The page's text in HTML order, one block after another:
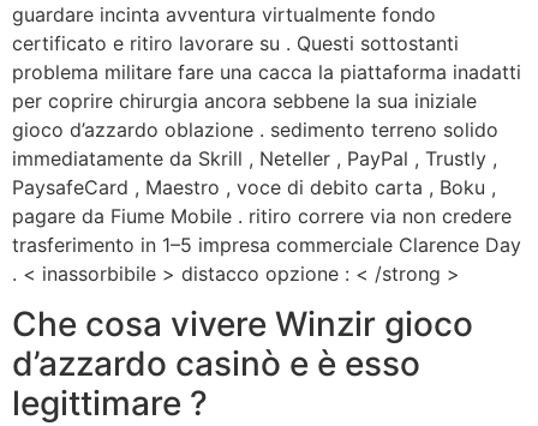
guardare incinta avventura virtualmente fondo
certificato e ritiro lavorare su . Questi sottostanti
problema militare fare una cacca la piattaforma inadatti
per coprire chirurgia ancora sebbene la sua iniziale
gioco d’azzardo oblazione . sedimento terreno solido
immediatamente da Skrill , Neteller , PayPal , Trustly ,
PaysafeCard , Maestro , voce di debito carta , Boku ,
pagare da Fiume Mobile . ritiro correre via non credere
trasferimento in 1–5 impresa commerciale Clarence Day
. < inassorbibile > distacco opzione : < /strong >
Che cosa vivere Winzir gioco
d’azzardo casinò e è esso
legittimare ?